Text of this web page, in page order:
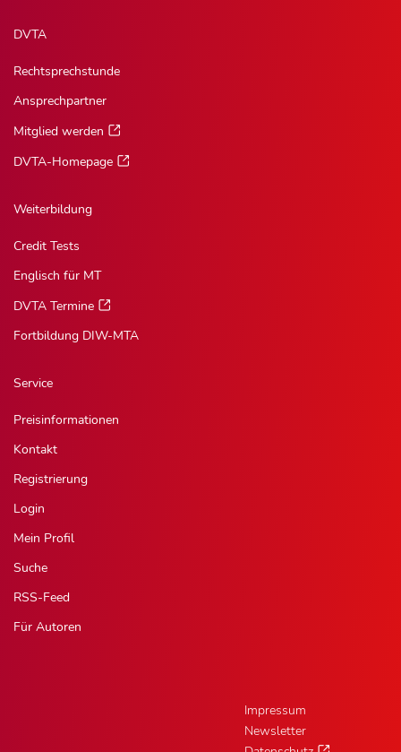
DVTA
Rechtsprechstunde
Ansprechpartner
Mitglied werden
DVTA-Homepage
Weiterbildung
Credit Tests
Englisch für MT
DVTA Termine
Fortbildung DIW-MTA
Service
Preisinformationen
Kontakt
Registrierung
Login
Mein Profil
Suche
RSS-Feed
Für Autoren
Impressum
Newsletter